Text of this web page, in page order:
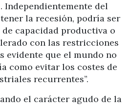
Independientemente del
la recesión, podría ser
capacidad productiva o
con las restricciones
evidente que el mundo no
como evitar los costes de
recurrentes”.
el carácter agudo de la